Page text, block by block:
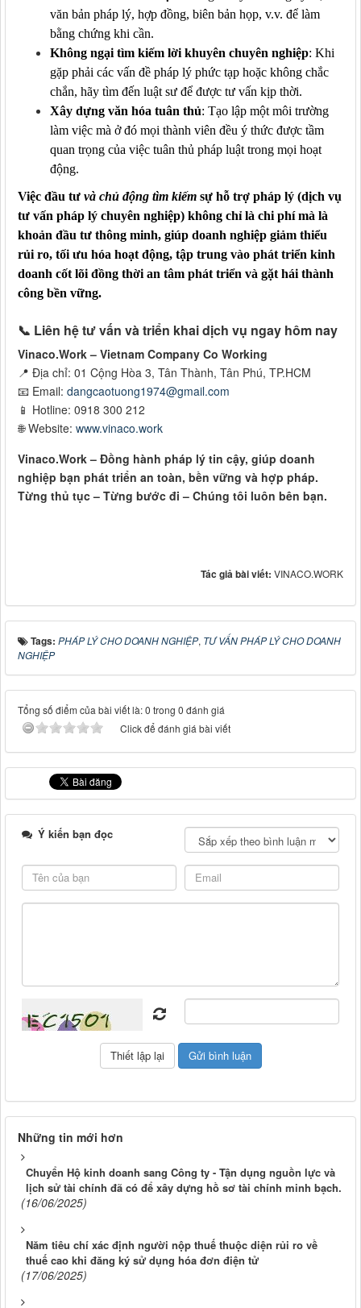
văn bản pháp lý, hợp đồng, biên bản họp, v.v. để làm
bằng chứng khi cần.
Không ngại tìm kiếm lời khuyên chuyên nghiệp: Khi
gặp phải các vấn đề pháp lý phức tạp hoặc không chắc
chắn, hãy tìm đến luật sư để được tư vấn kịp thời.
Xây dựng văn hóa tuân thủ: Tạo lập một môi trường
làm việc mà ở đó mọi thành viên đều ý thức được tầm
quan trọng của việc tuân thủ pháp luật trong mọi hoạt
động.
Việc đầu tư và chủ động tìm kiếm sự hỗ trợ pháp lý (dịch vụ
tư vấn pháp lý chuyên nghiệp) không chỉ là chi phí mà là
khoản đầu tư thông minh, giúp doanh nghiệp giảm thiểu
rủi ro, tối ưu hóa hoạt động, tập trung vào phát triển kinh
doanh cốt lõi đồng thời an tâm phát triển và gặt hái thành
công bền vững.
📞 Liên hệ tư vấn và triển khai dịch vụ ngay hôm nay
Vinaco.Work – Vietnam Company Co Working
📍 Địa chỉ: 01 Cộng Hòa 3, Tân Thành, Tân Phú, TP.HCM
📧 Email: dangcaotuong1974@gmail.com
📱 Hotline: 0918 300 212
🌐 Website: www.vinaco.work
Vinaco.Work – Đồng hành pháp lý tin cậy, giúp doanh
nghiệp bạn phát triển an toàn, bền vững và hợp pháp.
Từng thủ tục – Từng bước đi – Chúng tôi luôn bên bạn.
Tác giả bài viết: VINACO.WORK
Tags: PHÁP LÝ CHO DOANH NGHIỆP, TƯ VẤN PHÁP LÝ CHO DOANH
NGHIỆP
Tổng số điểm của bài viết là: 0 trong 0 đánh giá
Click để đánh giá bài viết
Ý kiến bạn đọc
Những tin mới hơn
Chuyển Hộ kinh doanh sang Công ty - Tận dụng nguồn lực và
lịch sử tài chính đã có để xây dựng hồ sơ tài chính minh bạch.
(16/06/2025)
Năm tiêu chí xác định người nộp thuế thuộc diện rủi ro về
thuế cao khi đăng ký sử dụng hóa đơn điện tử
(17/06/2025)